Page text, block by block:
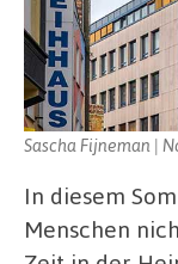
Sascha Fijneman |
In diesem
Menschen